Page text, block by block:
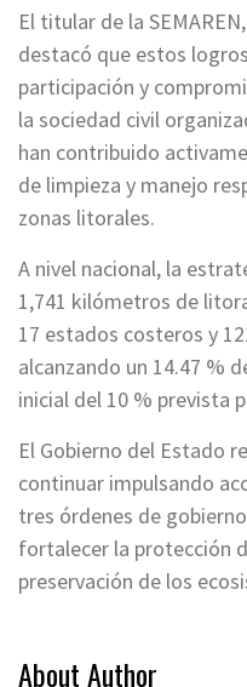
El titular de la
destacó que estos
participación y
la sociedad civil
han contribuido
de limpieza y manejo
zonas litorales.
A nivel nacional, la
1,741 kilómetros de
17 estados costeros y
alcanzando un 14.47 %
inicial del 10 % prevista
El Gobierno del Estado
continuar impulsando
tres órdenes de
fortalecer la protección
preservación de los
About Author